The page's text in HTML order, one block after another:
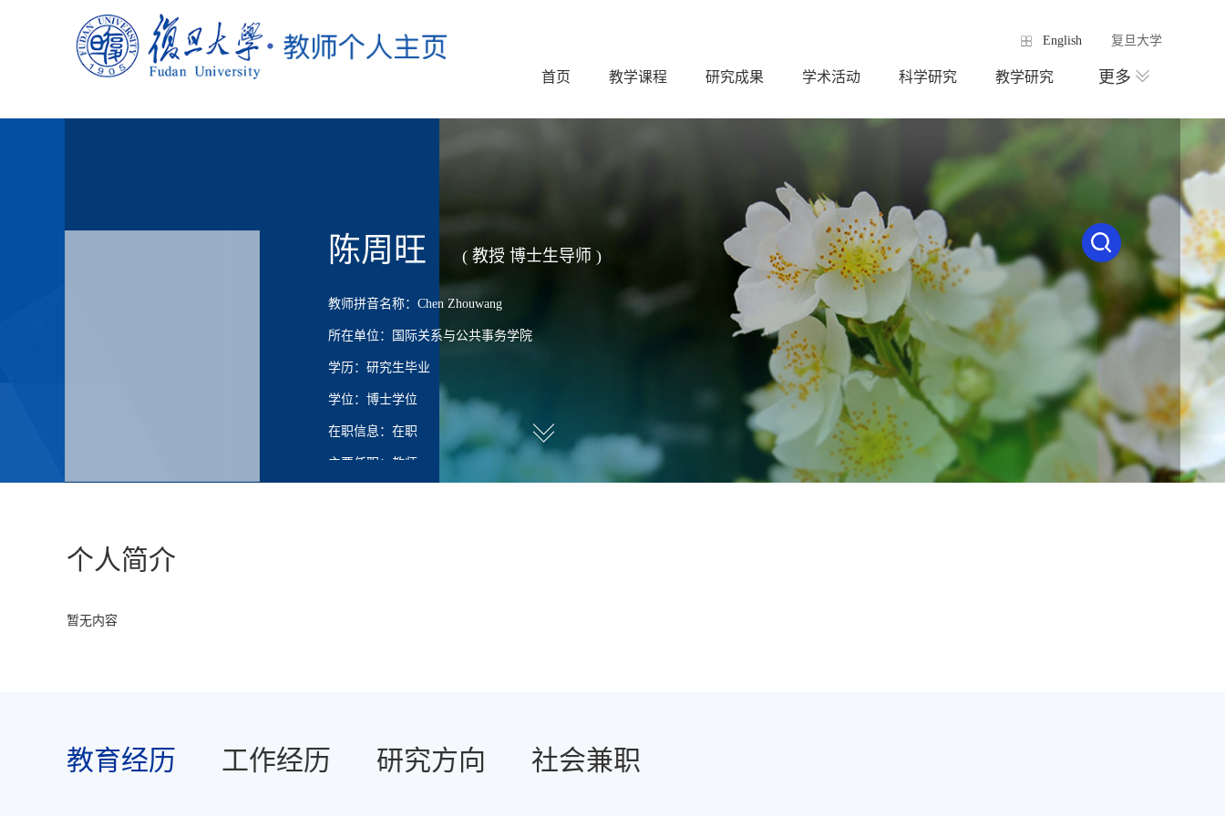
English 复旦大学
首页 教学课程 研究成果 学术活动 科学研究 教学研究 更多
陈周旺 ( 教授 博士生导师 )
教师拼音名称：Chen Zhouwang
所在单位：国际关系与公共事务学院
学历：研究生毕业
学位：博士学位
在职信息：在职
主要任职：教师
个人简介
暂无内容
教育经历 工作经历 研究方向 社会兼职